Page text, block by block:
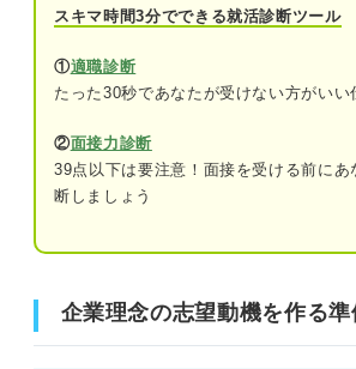
例文⑥エンターテインメン
例文⑨小売業界
①共感したという事実だけ
スキマ時間3分でできる就活診断ツール
①適職診断
たった30秒であなたが受けない方がいい
②面接力診断
39点以下は要注意！面接を受ける前にあ
断しましょう
企業理念の志望動機を作る準
企業理念の志望動機を作る準備
①企業理念の意味をかみ砕いて理解する